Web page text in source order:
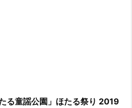
る童謡公園」ほたる祭り 2019